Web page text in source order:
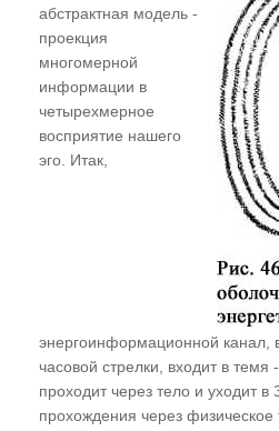
Можно ли изменить ход
ГЛАВА ЧЕТЫРНАДЦАТАЯ
Кто нам может помочь
Морально-этические
энергоинформационных
Купить книги В.Ю. Рогожкина
Книга "Эниология"
Книга "Эниология для
абстрактная модель -
проекция
многомерной
информации в
четырехмерное
восприятие нашего
эго. Итак,
энергоинформационной канал,
часовой стрелки, входит в темя
проходит через тело и уходит
прохождения через физическое